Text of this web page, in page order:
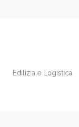
Edilizia e Logistica